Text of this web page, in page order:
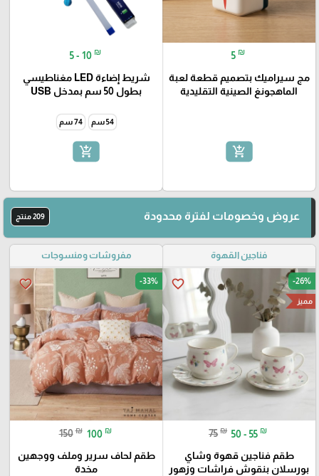
5 ₪
مج سيراميك بتصميم قطعة لعبة
الماهجونغ الصينية التقليدية
add_shopping_cart
5 - 10 ₪
شريط إضاءة LED مغناطيسي
بطول 50 سم بمدخل USB
54 سم 74 سم
add_shopping_cart
عروض وخصومات لفترة محدودة 209 منتج
فناجين القهوة
favorite_border -26%
مميز
75 ₪ 50 - 55 ₪
طقم فناجين قهوة وشاي
بورسلان بنقوش فراشات وزهور
مفروشات ومنسوجات
favorite_border -33%
150 ₪ 100 ₪
طقم لحاف سرير وملف ووجهين
مخدة